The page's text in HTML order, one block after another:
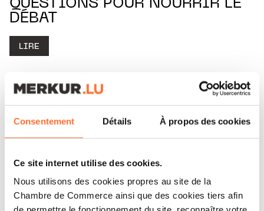
Consentement Détails À propos des cookies
Ce site internet utilise des cookies.
Nous utilisons des cookies propres au site de la
Chambre de Commerce ainsi que des cookies tiers afin
QUESTIONS POUR NOURRIR LE
DÉBAT
LIRE